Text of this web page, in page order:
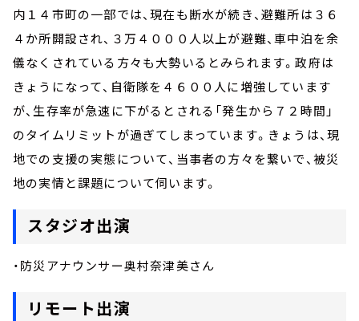
内１４市町の一部では、現在も断水が続き、避難所は３６
４か所開設され、３万４０００人以上が避難、車中泊を余
儀なくされている方々も大勢いるとみられます。政府は
きょうになって、自衛隊を４６００人に増強しています
が、生存率が急速に下がるとされる「発生から７２時間」
のタイムリミットが過ぎてしまっています。きょうは、現
地での支援の実態について、当事者の方々を繋いで、被災
地の実情と課題について伺います。
スタジオ出演
・防災アナウンサー奥村奈津美さん
リモート出演